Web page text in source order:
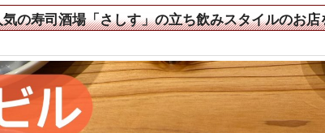
の寿司酒場「さしす」の立ち飲みスタイルのお